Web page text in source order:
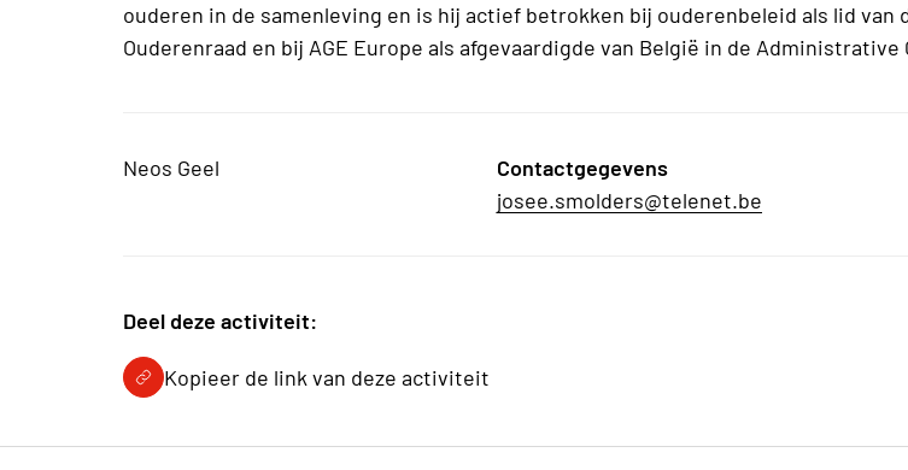
ouderen in de samenleving en is hij actief betrokken bij ouderenbeleid als lid van
Ouderenraad en bij AGE Europe als afgevaardigde van België in de Administrative
Neos Geel
Contactgegevens
josee.smolders@telenet.be
Deel deze activiteit:
Kopieer de link van deze activiteit